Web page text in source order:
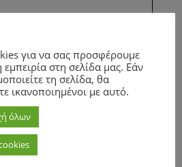
για να σας προσφέρουμε
στη σελίδα μας. Εάν
τη σελίδα, θα
ικανοποιημένοι με αυτό.
όλων